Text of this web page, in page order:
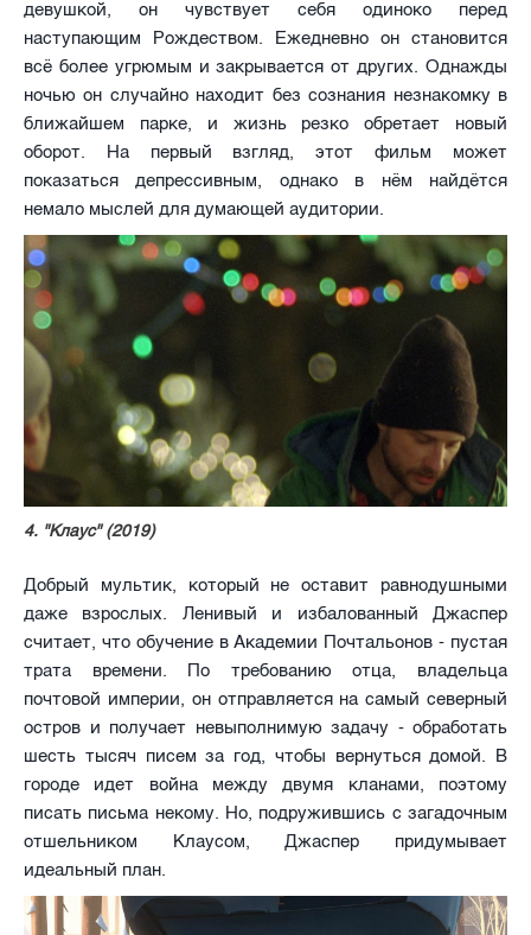
девушкой, он чувствует себя одиноко перед
наступающим Рождеством. Ежедневно он становится
всё более угрюмым и закрывается от других. Однажды
ночью он случайно находит без сознания незнакомку в
ближайшем парке, и жизнь резко обретает новый
оборот. На первый взгляд, этот фильм может
показаться депрессивным, однако в нём найдётся
немало мыслей для думающей аудитории.
4. "Клаус" (2019)
Добрый мультик, который не оставит равнодушными
даже взрослых. Ленивый и избалованный Джаспер
считает, что обучение в Академии Почтальонов - пустая
трата времени. По требованию отца, владельца
почтовой империи, он отправляется на самый северный
остров и получает невыполнимую задачу - обработать
шесть тысяч писем за год, чтобы вернуться домой. В
городе идет война между двумя кланами, поэтому
писать письма некому. Но, подружившись с загадочным
отшельником Клаусом, Джаспер придумывает
идеальный план.